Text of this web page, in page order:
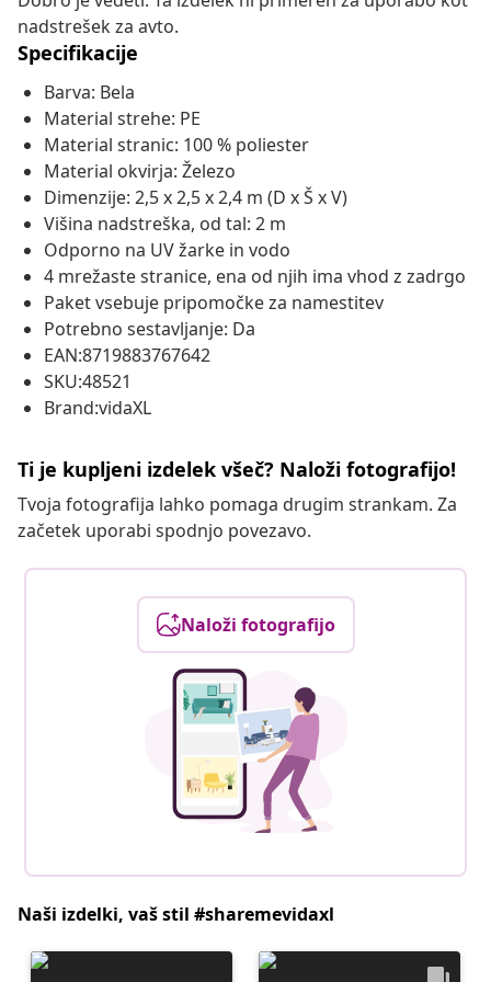
nadstrešek za avto.
Specifikacije
Barva: Bela
Material strehe: PE
Material stranic: 100 % poliester
Material okvirja: Železo
Dimenzije: 2,5 x 2,5 x 2,4 m (D x Š x V)
Višina nadstreška, od tal: 2 m
Odporno na UV žarke in vodo
4 mrežaste stranice, ena od njih ima vhod z zadrgo
Paket vsebuje pripomočke za namestitev
Potrebno sestavljanje: Da
EAN:8719883767642
SKU:48521
Brand:vidaXL
Ti je kupljeni izdelek všeč? Naloži fotografijo!
Tvoja fotografija lahko pomaga drugim strankam. Za
začetek uporabi spodnjo povezavo.
Naloži fotografijo
Naši izdelki, vaš stil #sharemevidaxl